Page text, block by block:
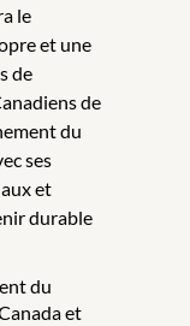
le
et une
de
de
du
ses
et
durable
du
et